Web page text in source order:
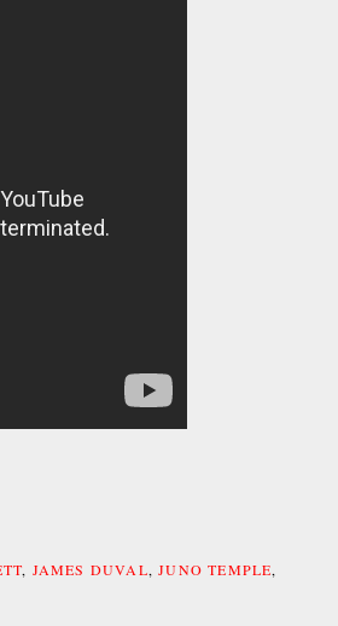
, JAMES DUVAL,JUNO TEMPLE,